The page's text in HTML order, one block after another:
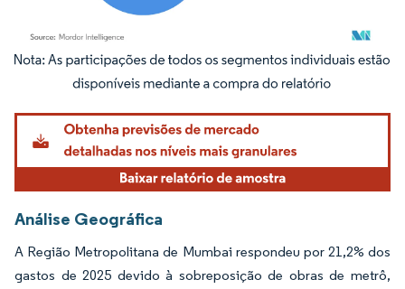
Imagem © Mordor Intelligence. O reuso requer atribuição conforme CC BY 4.0.
Análise Geográfica
A Região Metropolitana de Mumbai respondeu por 21,2% dos
gastos de 2025 devido à sobreposição de obras de metrô,